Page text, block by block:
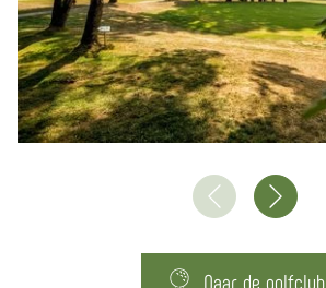
Naar de golfclub